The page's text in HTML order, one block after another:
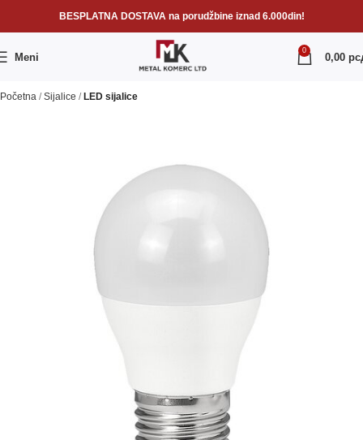
BESPLATNA DOSTAVA na porudžbine iznad 6.000din!
Meni
0
0,00
Početna Sijalice LED sijalice